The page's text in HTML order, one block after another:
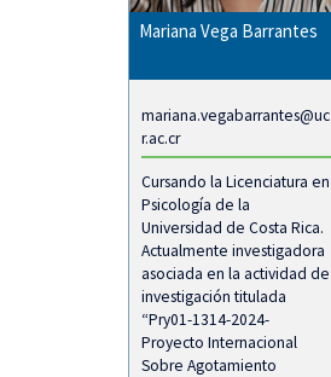
Mariana Vega Barrantes
mariana.vegabarrantes@uc
r.ac.cr
Cursando la Licenciatura en
Psicología de la
Universidad de Costa Rica.
Actualmente investigadora
asociada en la actividad de
investigación titulada
“Pry01-1314-2024-
Proyecto Internacional
Sobre Agotamiento